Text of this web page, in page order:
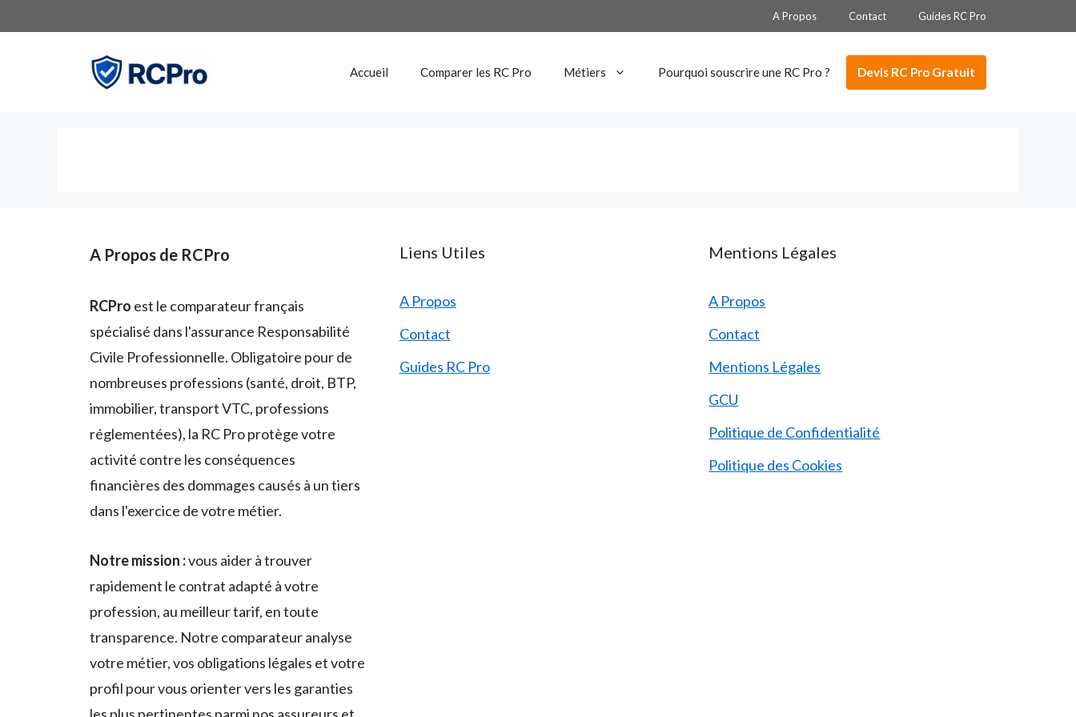
au
A Propos Contact Guides RC Pro
Accueil Comparer les RC Pro Métiers Pourquoi souscrire une RC Pro ? Devis RC Pro Gratuit
A Propos de RCPro
RCPro est le comparateur français
spécialisé dans l'assurance Responsabilité
Civile Professionnelle. Obligatoire pour de
nombreuses professions (santé, droit, BTP,
immobilier, transport VTC, professions
réglementées), la RC Pro protège votre
activité contre les conséquences
financières des dommages causés à un tiers
dans l'exercice de votre métier.
Notre mission :vous aider à trouver
rapidement le contrat adapté à votre
profession, au meilleur tarif, en toute
transparence. Notre comparateur analyse
votre métier, vos obligations légales et votre
profil pour vous orienter vers les garanties
Liens Utiles
A Propos
Contact
Guides RC Pro
Mentions Légales
A Propos
Contact
Mentions Légales
GCU
Politique de Confidentialité
Politique des Cookies